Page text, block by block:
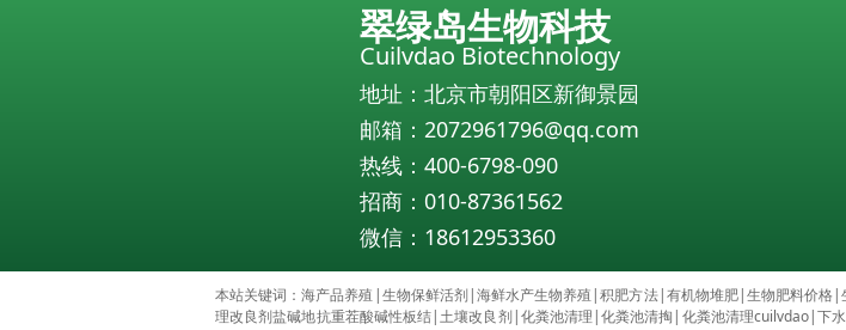
翠绿岛生物科技
Cuilvdao Biotechnology
地址：北京市朝阳区新御景园
邮箱：2072961796@qq.com
热线：400-6798-090
招商：010-87361562
微信：18612953360
本站关键词：海产品养殖 |生物保鲜活剂|海鲜水产生物养殖 |积肥方法|有机物堆肥|生物肥料价格|
理改良剂盐碱地抗重茬酸碱性板结|土壤改良剂|化粪池清理 |化粪池清掏 | 化粪池清理cuilvdao|下